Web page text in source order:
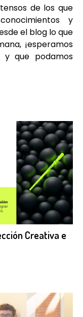
de los que
y
el blog lo que
¡esperamos
y que podamos
Creativa e